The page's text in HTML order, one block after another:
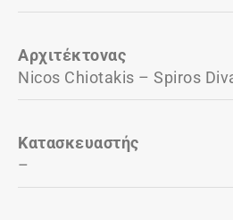
Αρχιτέκτονας
Nicos Chiotakis – Spiros
Κατασκευαστής
–